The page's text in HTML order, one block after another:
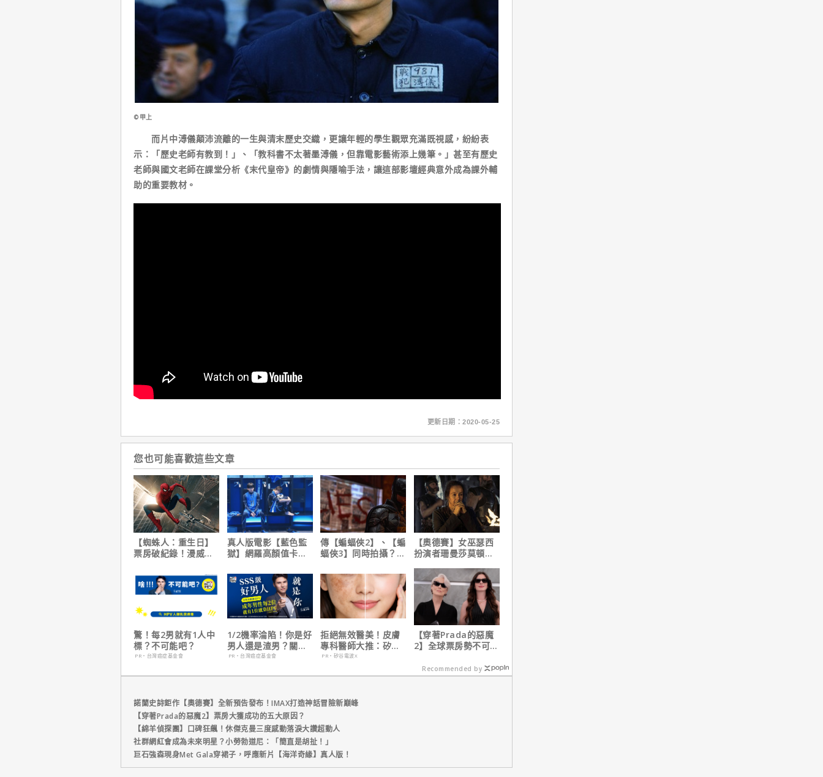
©甲上
而片中溥儀顛沛流離的一生與清末歷史交織，更讓年輕的學生觀眾充滿既視感，紛紛表
示：「歷史老師有教到！」、「教科書不太著墨溥儀，但靠電影藝術添上幾筆。」甚至有歷史
老師與國文老師在課堂分析《末代皇帝》的劇情與隱喻手法，讓這部影壇經典意外成為課外輔
助的重要教材。
更新日期：2020-05-25
您也可能喜歡這些文章
【蜘蛛人：重生日】
票房破紀錄！漫威總
讚！
真人版電影【藍色監
獄】網羅高顏值卡司
傳【蝙蝠俠2】、【蝙
蝠俠3】同時拍攝？詹
【奧德賽】女巫瑟西
扮演者珊曼莎莫頓曝
戲！
驚！每2男就有1人中
標？不可能吧？
PR・台灣癌症基金會
1/2機率淪陷！你是好
男人還是渣男？關鍵
在這
PR・台灣癌症基金會
拒絕無效醫美！皮膚
專科醫師大推：矽谷
電波 X 讓肌膚由內而
PR・矽谷電波X
【穿著Prada的惡魔
2】全球票房勢不可
軍、兩週狂破4.3億美
元
Recommended by
諾蘭史詩鉅作【奧德賽】全新預告發布！IMAX打造神話冒險新巔峰
【穿著Prada的惡魔2】票房大獲成功的五大原因？
【綿羊偵探團】口碑狂飆！休傑克曼三度感動落淚大讚超動人
社群網紅會成為未來明星？小勞勃道尼：「簡直是胡扯！」
巨石強森現身Met Gala穿裙子，呼應新片【海洋奇緣】真人版！